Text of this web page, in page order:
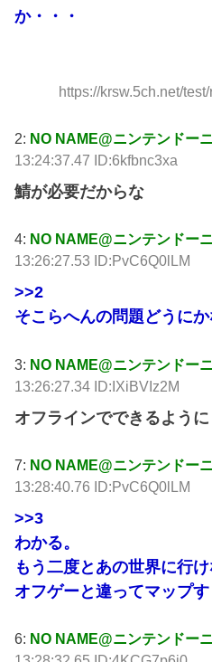
か・・・
https://krsw.5ch.net/
2: NO NAME@ニンテンドー
13:24:37.47 ID:6kfbnc3xa
鯖が必要だからな
4: NO NAME@ニンテンドー
13:26:27.53 ID:PvC6Q0lLM
>>2
そこらへんの問題どうに
3: NO NAME@ニンテンドー
13:26:27.34 ID:IXiBVIz2M
オフラインでできるよう
7: NO NAME@ニンテンドー
13:28:40.76 ID:PvC6Q0lLM
>>3
わかる。
もう二度とあの世界に行
オフゲーと違ってマップ
6: NO NAME@ニンテンドー